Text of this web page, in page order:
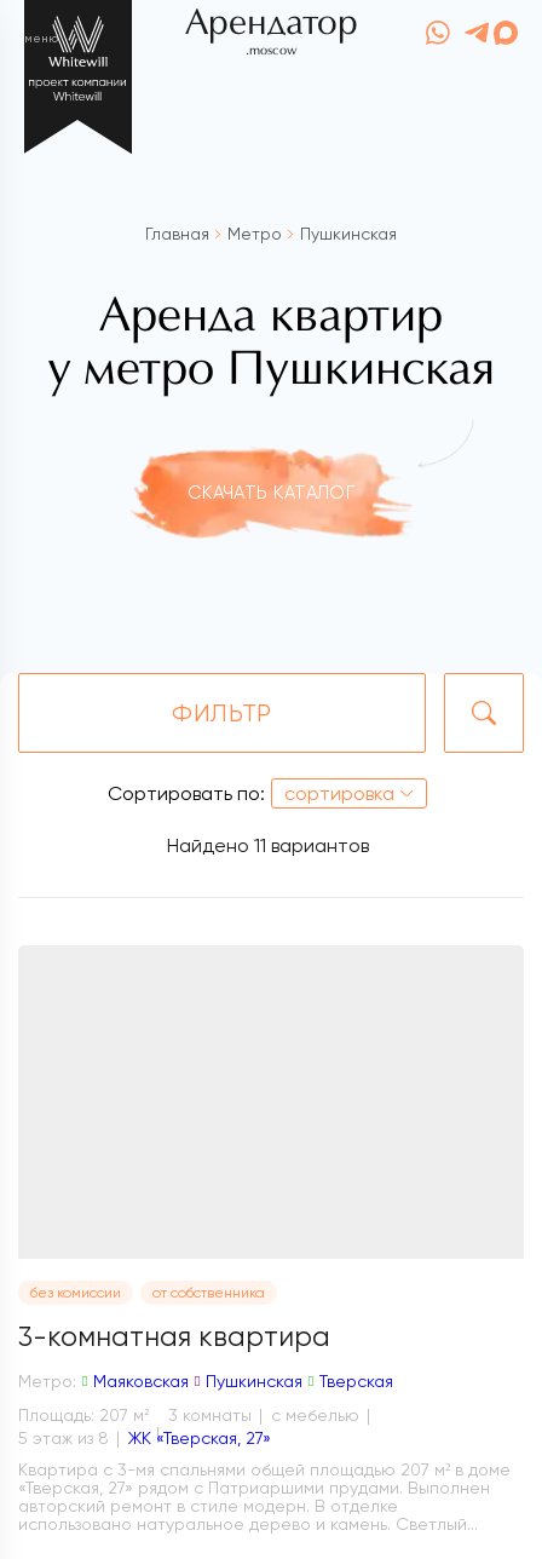
меню Арендатор
.moscow
Главная Метро Пушкинская
Аренда квартир
у метро Пушкинская
СКАЧАТЬ КАТАЛОГ
ФИЛЬТР
Найдено 11 вариантов
Сортировать по: сортировка
без комиссии от собственника
3-комнатная квартира
Метро: Маяковская Пушкинская
Тверская
Площадь: 207 м 2 3 комнаты
с мебелью
5 этаж из 8
ЖК «Тверская, 27»
Квартира с 3-мя спальнями общей площадью 207 м² в доме
«Тверская, 27» рядом с Патриаршими прудами. Выполнен
авторский ремонт в стиле модерн. В отделке
использовано натуральное дерево и камень. Светлый...